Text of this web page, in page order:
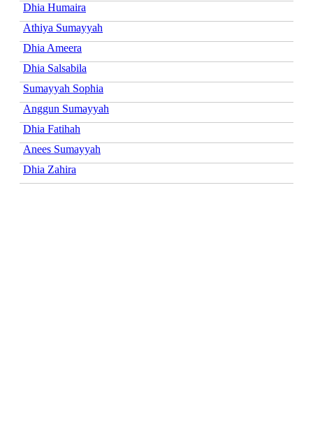
Dhia Humaira
Athiya Sumayyah
Dhia Ameera
Dhia Salsabila
Sumayyah Sophia
Anggun Sumayyah
Dhia Fatihah
Anees Sumayyah
Dhia Zahira